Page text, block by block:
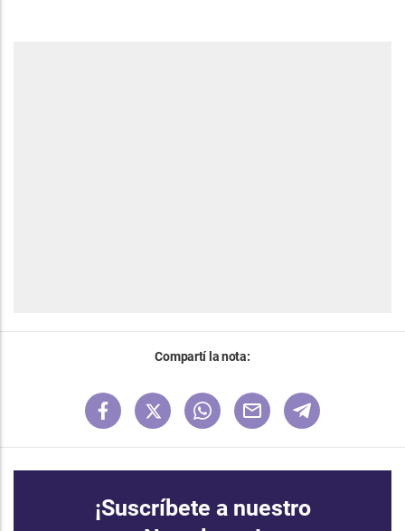
Compartí la nota:
¡Suscríbete a nuestro